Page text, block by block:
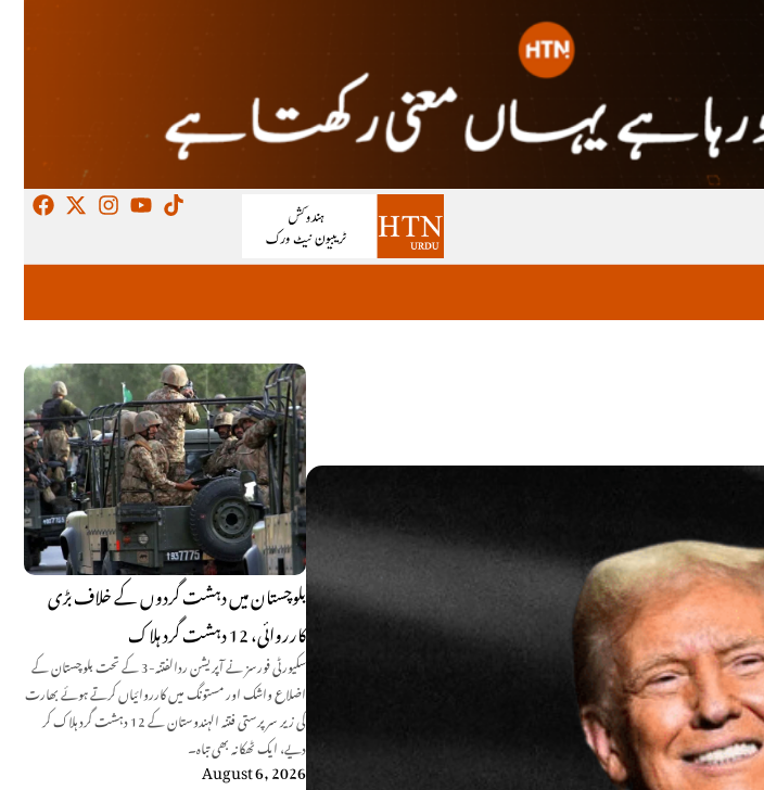
بلوچستان میں دہشت گردوں کے خلاف بڑی
کارروائی، 12 دہشت گرد ہلاک
سکیورٹی فورسز نے آپریشن ردالفتنہ-3 کے تحت بلوچستان کے
اضلاع واشک اور مستونگ میں کارروائیاں کرتے ہوئے بھارت
کی زیر سرپرستی فتنہ الہندوستان کے 12 دہشت گرد ہلاک کر
دیے، ایک ٹھکانہ بھی تباہ۔
August 6, 2026